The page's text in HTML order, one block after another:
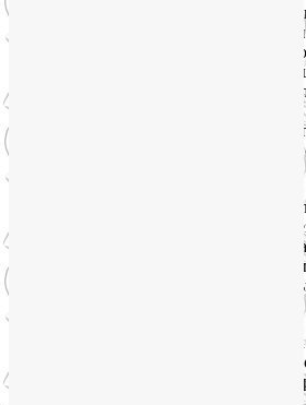
Итак, вы лежите в кровати,
от пальцев до плеч. На 5 секунд.
Расслабьте руки, отдышитесь. Затем
проделайте то же самое с ногами,
лицом. Затем начните сначала, еще
поработайте со всеми группами
сопровождайте упражнение еще и
каждом шаге после фазы
Через несколько дней сформируется
мышцы научатся расслабляться даже
напряжения, от одной команды
версия контрастной силовой
является более эффективным и
А с большим количеством
психоэмоциональных напряжений
расслабляющего дыхания. Вот самая